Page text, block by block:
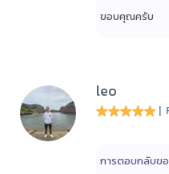
ขอบคุณครับ
leo
|
การตอบกลับข